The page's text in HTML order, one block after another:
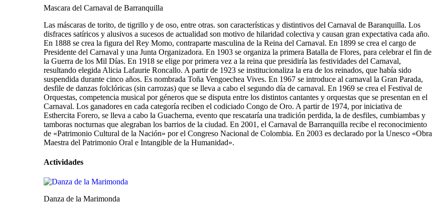
Mascara del Carnaval de Barranquilla
Las máscaras de torito, de tigrillo y de oso, entre otras. son características y distintivos del Carnaval de Baranquilla. Los
disfraces satíricos y alusivos a sucesos de actualidad son motivo de hilaridad colectiva y causan gran expectativa cada año.
En 1888 se crea la figura del Rey Momo, contraparte masculina de la Reina del Carnaval. En 1899 se crea el cargo de
Presidente del Carnaval y una Junta Organizadora. En 1903 se organiza la primera Batalla de Flores, para celebrar el fin de
la Guerra de los Mil Días. En 1918 se elige por primera vez a la reina que presidiría las festividades del Carnaval,
resultando elegida Alicia Lafaurie Roncallo. A partir de 1923 se institucionaliza la era de los reinados, que había sido
suspendida durante cinco años. Es nombrada Toña Vengoechea Vives. En 1967 se introduce al carnaval la Gran Parada,
desfile de danzas folclóricas (sin carrozas) que se lleva a cabo el segundo día de carnaval. En 1969 se crea el Festival de
Orquestas, competencia musical por géneros que se disputa entre los distintos cantantes y orquestas que se presentan en el
Carnaval. Los ganadores en cada categoría reciben el codiciado Congo de Oro. A partir de 1974, por iniciativa de
Esthercita Forero, se lleva a cabo la Guacherna, evento que rescataría una tradición perdida, la de desfiles, cumbiambas y
tamboras nocturnas que alegraban los barrios de la ciudad. En 2001, el Carnaval de Barranquilla recibe el reconocimiento
de «Patrimonio Cultural de la Nación» por el Congreso Nacional de Colombia. En 2003 es declarado por la Unesco «Obra
Maestra del Patrimonio Oral e Intangible de la Humanidad».
Actividades
Danza de la Marimonda